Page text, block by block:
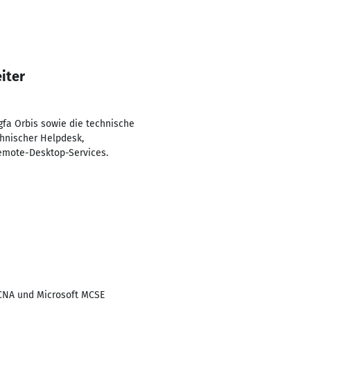
Orbis sowie die technische
Helpdesk,
Desktop-Services.
und Microsoft MCSE